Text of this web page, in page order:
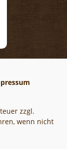
zzgl.
wenn nicht